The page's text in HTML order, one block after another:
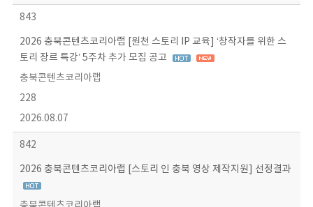
843
2026 충북콘텐츠코리아랩 [원천 스토리 IP 교육] ‘창작자를 위한 스
토리 장르 특강’ 5주차 추가 모집 공고
충북콘텐츠코리아랩
228
2026.08.07
842
2026 충북콘텐츠코리아랩 [스토리 인 충북 영상 제작지원] 선정결과